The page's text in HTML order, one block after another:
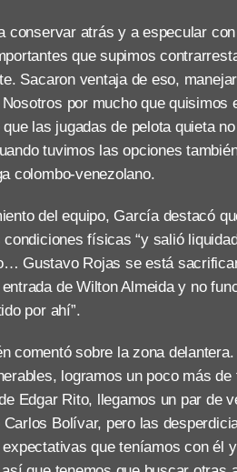
conservar atrás y a especular
que supimos
Sacaron ventaja de eso,
por mucho que quisimos
las jugadas de pelota quieta
tuvimos las opciones
colombo-venezolano.
del equipo, García destacó
físicas “y salió
Gustavo Rojas se está
de Wilton Almeida y no
por ahí”.
comentó sobre la zona
logramos un poco más
Edgar Rito, llegamos un par de
Carlos Bolívar, pero las
que teníamos con él